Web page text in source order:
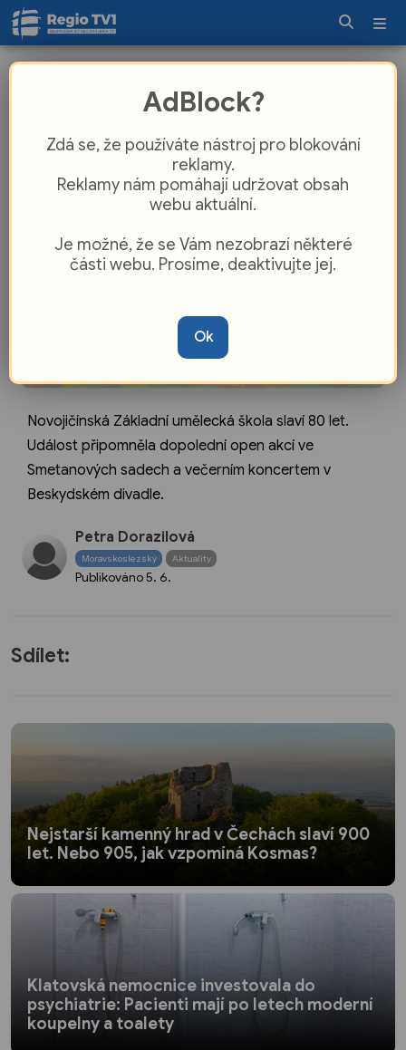
múzám už 80 let
Novojičínská Základní umělecká škola slaví 80 let.
Událost připomněla dopolední open akcí ve
Smetanových sadech a večerním koncertem v
Beskydském divadle.
Petra Dorazilová
Moravskoslezský Aktuality
Publikováno5. 6.
Sdílet:
Nejstarší kamenný hrad v Čechách slaví 900
let. Nebo 905, jak vzpomíná Kosmas?
Klatovská nemocnice investovala do
psychiatrie: Pacienti mají po letech moderní
koupelny a toalety
AdBlock?
Zdá se, že používáte nástroj pro blokování
reklamy.
Reklamy nám pomáhají udržovat obsah
webu aktuální.
Je možné, že se Vám nezobrazí některé
části webu. Prosíme, deaktivujte jej.
Ok